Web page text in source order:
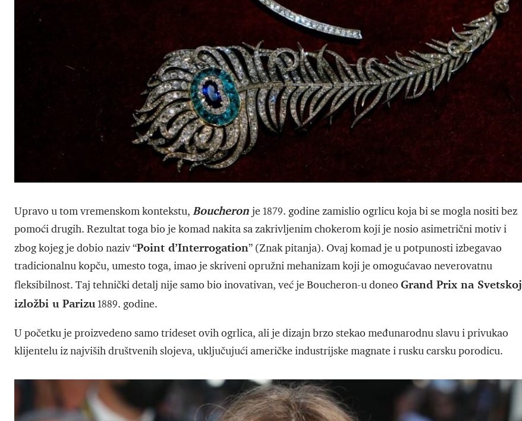
Upravo u tom vremenskom kontekstu, Boucheron je 1879. godine zamislio ogrlicu koja bi se mogla nositi bez
pomoći drugih. Rezultat toga bio je komad nakita sa zakrivljenim chokerom koji je nosio asimetrični motiv i
zbog kojeg je dobio naziv “Point d’Interrogation” (Znak pitanja). Ovaj komad je u potpunosti izbegavao
tradicionalnu kopču, umesto toga, imao je skriveni opružni mehanizam koji je omogućavao neverovatnu
fleksibilnost. Taj tehnički detalj nije samo bio inovativan, već je Boucheron-u doneo Grand Prix na Svetskoj
izložbi u Parizu1889. godine.
U početku je proizvedeno samo trideset ovih ogrlica, ali je dizajn brzo stekao međunarodnu slavu i privukao
klijentelu iz najviših društvenih slojeva, uključujući američke industrijske magnate i rusku carsku porodicu.